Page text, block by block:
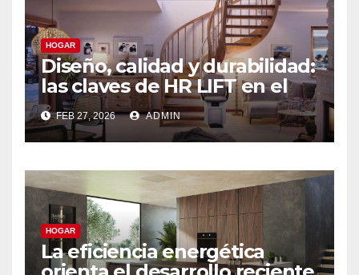
HOGAR
Diseño, calidad y durabilidad:
las claves de HR LIFT en el
segmento de salvaescaleras
de alta gama
FEB 27, 2026 ADMIN
HOGAR
La eficiencia energética